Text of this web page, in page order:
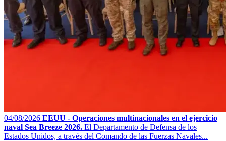
04/08/2026 EEUU - Operaciones multinacionales en el ejercicio
naval Sea Breeze 2026. El Departamento de Defensa de los
Estados Unidos, a través del Comando de las Fuerzas Navales...